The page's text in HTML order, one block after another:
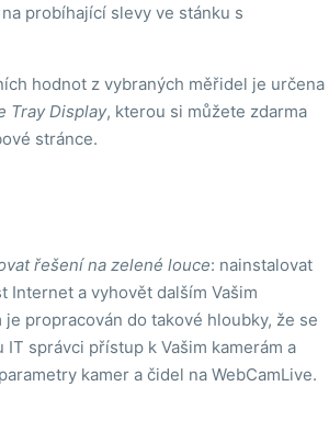
probíhající slevy ve stánku s
hodnot z vybraných měřidel je určena
Tray Display, kterou si můžete zdarma
stránce.
řešení na zelené louce: nainstalovat
Internet a vyhovět dalším Vašim
je propracován do takové hloubky, že se
IT správci přístup k Vašim kamerám a
kamer a čidel na WebCamLive.